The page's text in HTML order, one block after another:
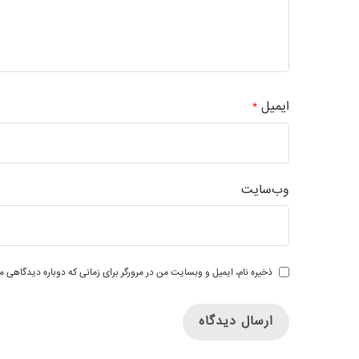
ایمیل*
وب‌سایت
ذخیره نام، ایمیل و وبسایت من در مرورگر برای زمانی که دوباره